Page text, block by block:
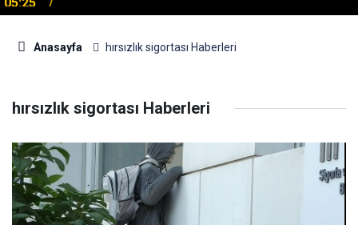
Anasayfa hırsızlık sigortası Haberleri
hırsızlık sigortası Haberleri